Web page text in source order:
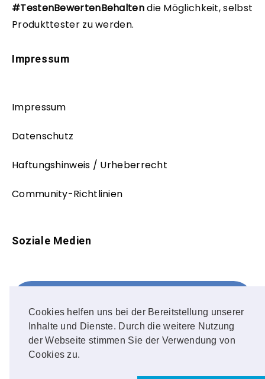
Cookies helfen uns bei der Bereitstellung unserer
Inhalte und Dienste. Durch die weitere Nutzung
der Webseite stimmen Sie der Verwendung von
Cookies zu.
#TestenBewertenBehaltendie Möglichkeit, selbst
Produkttester zu werden.
Impressum
Impressum
Datenschutz
Haftungshinweis / Urheberrecht
Community-Richtlinien
Soziale Medien
FOLLOW ME!
Instagram
OUR PHOTOS!